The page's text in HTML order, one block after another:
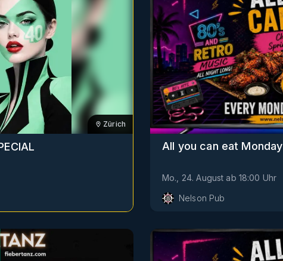
Zürich
All you can eat Monday
Mo., 24. August ab 18:00 Uhr
Nelson Pub